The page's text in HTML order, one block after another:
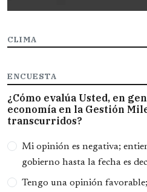
CLIMA
ENCUESTA
¿Cómo evalúa Usted, en
economía en la Gestión
transcurridos?
Opciones
Mi opinión es negativa;
gobierno hasta la fecha es
Tengo una opinión